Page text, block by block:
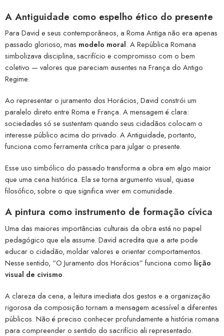
A Antiguidade como espelho ético do presente
Para David e seus contemporâneos, a Roma Antiga não era apenas
passado glorioso, mas modelo moral. A República Romana
simbolizava disciplina, sacrifício e compromisso com o bem
coletivo — valores que pareciam ausentes na França do Antigo
Regime.
Ao representar o juramento dos Horácios, David constrói um
paralelo direto entre Roma e França. A mensagem é clara:
sociedades só se sustentam quando seus cidadãos colocam o
interesse público acima do privado. A Antiguidade, portanto,
funciona como ferramenta crítica para julgar o presente.
Esse uso simbólico do passado transforma a obra em algo maior
que uma cena histórica. Ela se torna argumento visual, quase
filosófico, sobre o que significa viver em comunidade.
A pintura como instrumento de formação cívica
Uma das maiores importâncias culturais da obra está no papel
pedagógico que ela assume. David acredita que a arte pode
educar o cidadão, moldar valores e orientar comportamentos.
Nesse sentido, “O Juramento dos Horácios” funciona como lição
visual de civismo.
A clareza da cena, a leitura imediata dos gestos e a organização
rigorosa da composição tornam a mensagem acessível a diferentes
públicos. Não é preciso conhecer profundamente a história romana
para compreender o sentido do sacrifício ali representado.